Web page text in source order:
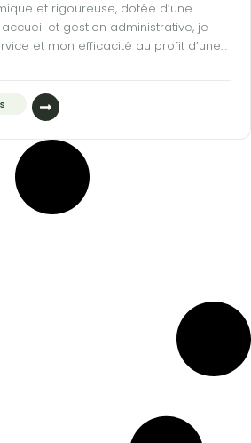
et rigoureuse, dotée d’une
et gestion administrative, je
et mon efficacité au profit d’une